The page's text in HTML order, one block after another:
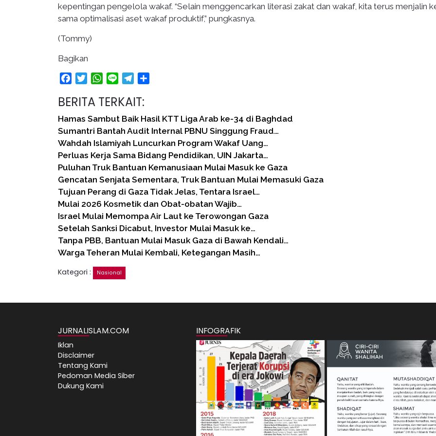
kepentingan pengelola wakaf. “Selain menggencarkan literasi zakat dan wakaf, kita terus menjalin
sama optimalisasi aset wakaf produktif,” pungkasnya.
(Tommy)
Bagikan
FacebookTwitterWhatsApp
Line Telegram
BERITA TERKAIT:
Hamas Sambut Baik Hasil KTT Liga Arab ke-34 di Baghdad
Sumantri Bantah Audit Internal PBNU Singgung Fraud…
Wahdah Islamiyah Luncurkan Program Wakaf Uang…
Perluas Kerja Sama Bidang Pendidikan, UIN Jakarta…
Puluhan Truk Bantuan Kemanusiaan Mulai Masuk ke Gaza
Gencatan Senjata Sementara, Truk Bantuan Mulai Memasuki Gaza
Tujuan Perang di Gaza Tidak Jelas, Tentara Israel…
Mulai 2026 Kosmetik dan Obat-obatan Wajib…
Israel Mulai Memompa Air Laut ke Terowongan Gaza
Setelah Sanksi Dicabut, Investor Mulai Masuk ke…
Tanpa PBB, Bantuan Mulai Masuk Gaza di Bawah Kendali…
Warga Teheran Mulai Kembali, Ketegangan Masih…
Kategori :
Nasional
JURNALISLAM.COM
Iklan
Disclaimer
Tentang Kami
Pedoman Media Siber
Dukung Kami
INFOGRAFIK